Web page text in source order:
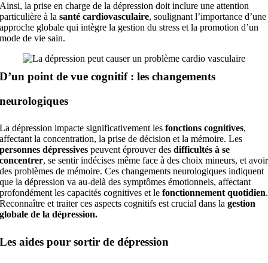
Ainsi, la prise en charge de la dépression doit inclure une attention
particulière à lasanté cardiovasculaire, soulignant l’importance d’une
approche globale qui intègre la gestion du stress et la promotion d’un
mode de vie sain.
D’un point de vue cognitif : les changements
neurologiques
La dépression impacte significativement les fonctions cognitives,
affectant la concentration, la prise de décision et la mémoire. Les
personnes dépressivespeuvent éprouver desdifficultés à se
concentrer, se sentir indécises même face à des choix mineurs, et avoir
des problèmes de mémoire. Ces changements neurologiques indiquent
que la dépression va au-delà des symptômes émotionnels, affectant
profondément les capacités cognitives et le fonctionnement quotidien.
Reconnaître et traiter ces aspects cognitifs est crucial dans lagestion
globale de la dépression.
Les aides pour sortir de dépression